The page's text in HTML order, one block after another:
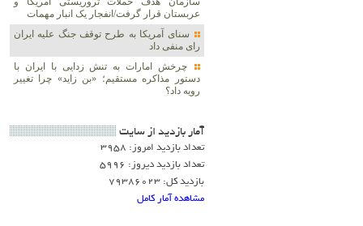
عربستان قرار گرفت/انفجار یک انبار مهمات
سنای آمریکا به طرح توقف جنگ علیه ایران
رای منفی داد
چرخش امارات به تنش زدایی با ایران با
دستور مذاکره مستقیم؛ «بن زاید» چرا تغییر
رویه داد؟
آمار بازديد از سايت
تعداد بازدید امروز: 3958
تعداد بازدید دیروز: 5996
بازدید کل: 79386023
مشاهده آمار کامل